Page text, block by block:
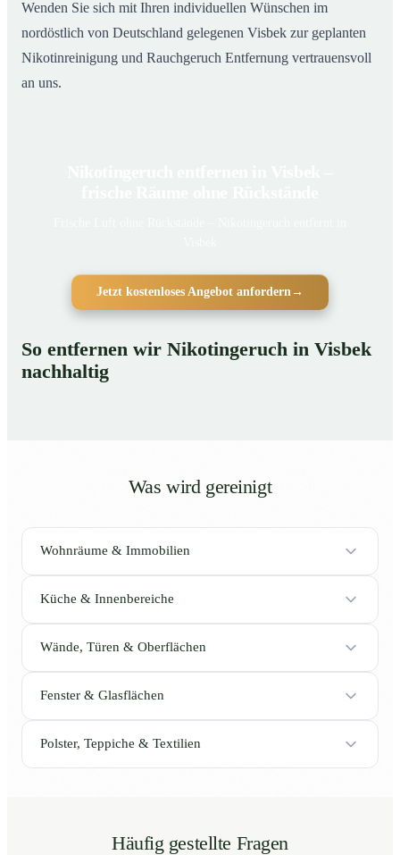
Wenden Sie sich mit Ihren individuellen Wünschen im
nordöstlich von Deutschland gelegenen Visbek zur geplanten
Nikotinreinigung und Rauchgeruch Entfernung vertrauensvoll
an uns.
Jetzt kostenloses Angebot anfordern →
So entfernen wir Nikotingeruch in Visbek
nachhaltig
Was wird gereinigt
Wohnräume & Immobilien
Küche & Innenbereiche
Wände, Türen & Oberflächen
Fenster & Glasflächen
Polster, Teppiche & Textilien
Häufig gestellte Fragen